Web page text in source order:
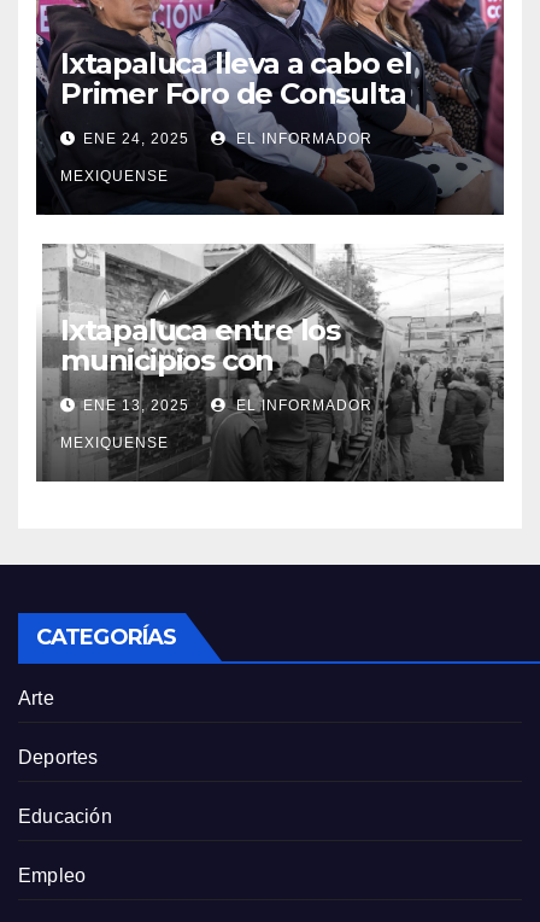
Ixtapaluca lleva a cabo el
Primer Foro de Consulta
Ciudadana»
ENE 24, 2025 EL INFORMADOR
MEXIQUENSE
Ixtapaluca entre los
municipios con
tarifas bajas en el servicio de
agua potable
ENE 13, 2025 EL INFORMADOR
MEXIQUENSE
CATEGORÍAS
Arte
Deportes
Educación
Empleo